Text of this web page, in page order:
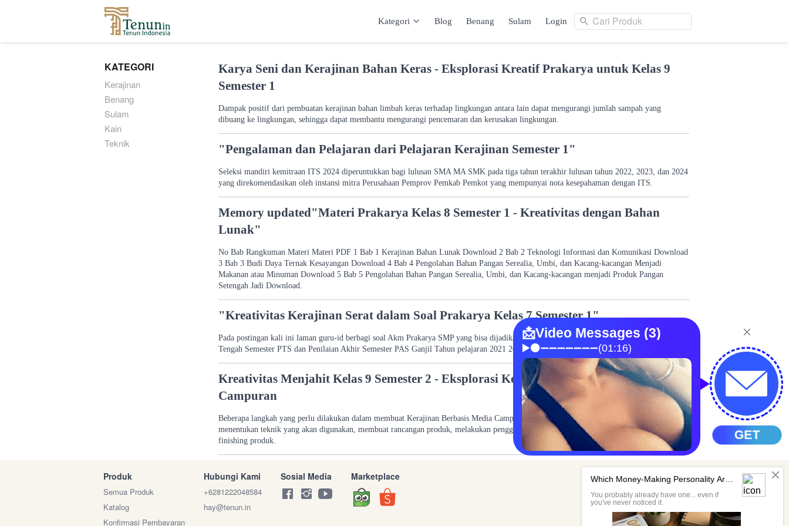
Cari Produk
Kategori Blog Benang Sulam Login Cari Produk
KATEGORI
Kerajinan
Benang
Sulam
Kain
Teknik
Karya Seni dan Kerajinan Bahan Keras - Eksplorasi Kreatif Prakarya untuk Kelas 9
Semester 1
Dampak positif dari pembuatan kerajinan bahan limbah keras terhadap lingkungan antara lain dapat mengurangi jumlah sampah yang
dibuang ke lingkungan, sehingga dapat membantu mengurangi pencemaran dan kerusakan lingkungan.
"Pengalaman dan Pelajaran dari Pelajaran Kerajinan Semester 1"
Seleksi mandiri kemitraan ITS 2024 diperuntukkan bagi lulusan SMA MA SMK pada tiga tahun terakhir lulusan tahun 2022, 2023, dan 2024
yang direkomendasikan oleh instansi mitra Perusahaan Pemprov Pemkab Pemkot yang mempunyai nota kesepahaman dengan ITS.
Memory updated"Materi Prakarya Kelas 8 Semester 1 - Kreativitas dengan Bahan
Lunak"
No Bab Rangkuman Materi Materi PDF 1 Bab 1 Kerajinan Bahan Lunak Download 2 Bab 2 Teknologi Informasi dan Komunikasi Download
3 Bab 3 Budi Daya Ternak Kesayangan Download 4 Bab 4 Pengolahan Bahan Pangan Serealia, Umbi, dan Kacang-kacangan Menjadi
Makanan atau Minuman Download 5 Bab 5 Pengolahan Bahan Pangan Serealia, Umbi, dan Kacang-kacangan menjadi Produk Pangan
Setengah Jadi Download.
"Kreativitas Kerajinan Serat dalam Soal Prakarya Kelas 7 Semester 1"
Pada postingan kali ini laman guru-id berbagi soal Akm Prakarya SMP yang bisa dijadikan uji coba referensi penyusunan Soal Penilaian
Tengah Semester PTS dan Penilaian Akhir Semester PAS Ganjil Tahun pelajaran 2021 2022.
Kreativitas Menjahit Kelas 9 Semester 2 - Eksplorasi Kerajinan Berbasis Media
Campuran
Beberapa langkah yang perlu dilakukan dalam membuat Kerajinan Berbasis Media Campuran adalah memilih bahan yang akan digunakan,
menentukan teknik yang akan digunakan, membuat rancangan produk, melakukan penggabungan atau penyatuan bahan, serta melakukan
finishing produk.
Produk
Semua Produk
Katalog
Konfirmasi Pembayaran
Hubungi Kami
+6281222048584
hay@tenun.in
Sosial Media Marketplace